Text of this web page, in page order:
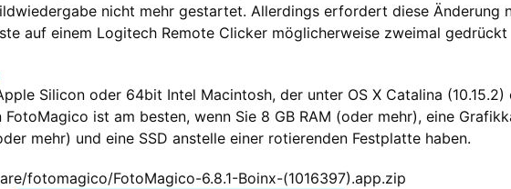
nicht mehr gestartet. Allerdings erfordert diese Änderung
auf einem Logitech Remote Clicker möglicherweise zweimal gedrückt
Silicon oder 64bit Intel Macintosh, der unter OS X Catalina (10.15.2)
ist am besten, wenn Sie 8 GB RAM (oder mehr), eine
mehr) und eine SSD anstelle einer rotierenden Festplatte haben.
fotomagico/FotoMagico-6.8.1-Boinx-(1016397).app.zip